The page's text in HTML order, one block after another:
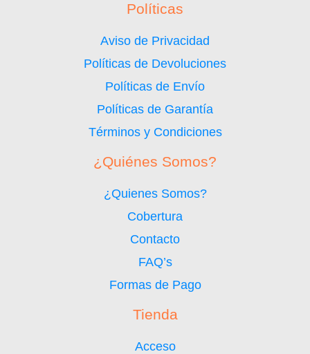
Políticas
Aviso de Privacidad
Políticas de Devoluciones
Políticas de Envío
Políticas de Garantía
Términos y Condiciones
¿Quiénes Somos?
¿Quienes Somos?
Cobertura
Contacto
FAQ’s
Formas de Pago
Tienda
Acceso